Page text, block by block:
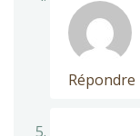
Répondre